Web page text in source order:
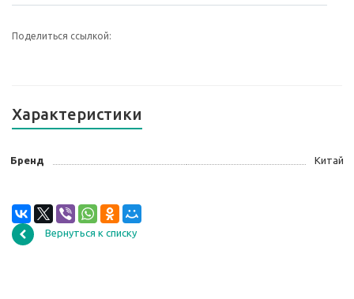
Поделиться ссылкой:
Характеристики
Бренд Китай
Вернуться к списку